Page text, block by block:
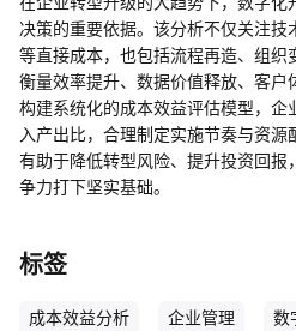
决策的重要依据。该分析不仅关注技
等直接成本，也包括流程再造、组织
衡量效率提升、数据价值释放、客户
构建系统化的成本效益评估模型，企
入产出比，合理制定实施节奏与资源
有助于降低转型风险、提升投资回报
争力打下坚实基础。
标签
成本效益分析 企业管理 数